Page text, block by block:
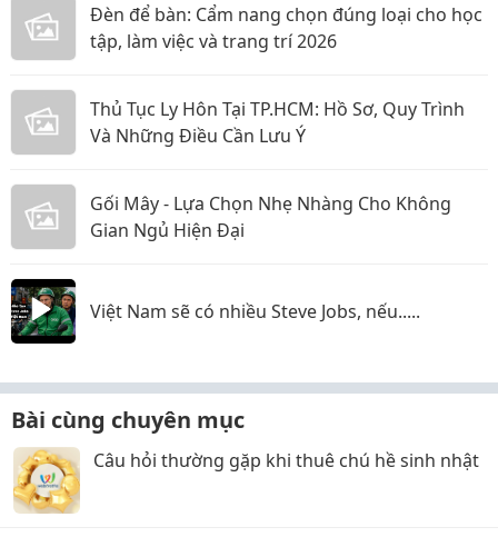
Đèn để bàn: Cẩm nang chọn đúng loại cho học
tập, làm việc và trang trí 2026
Thủ Tục Ly Hôn Tại TP.HCM: Hồ Sơ, Quy Trình
Và Những Điều Cần Lưu Ý
Gối Mây - Lựa Chọn Nhẹ Nhàng Cho Không
Gian Ngủ Hiện Đại
Việt Nam sẽ có nhiều Steve Jobs, nếu.....
Bài cùng chuyên mục
Câu hỏi thường gặp khi thuê chú hề sinh nhật